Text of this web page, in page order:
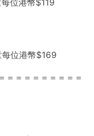
位港幣$119
位港幣$169
＝＝＝＝＝＝＝＝＝